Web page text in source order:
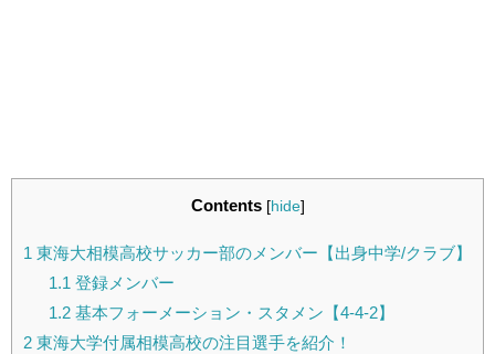
Contents [hide]
1 東海大相模高校サッカー部のメンバー【出身中学/クラブ】
1.1 登録メンバー
1.2基本フォーメーション・スタメン【4-4-2】
2 東海大学付属相模高校の注目選手を紹介！